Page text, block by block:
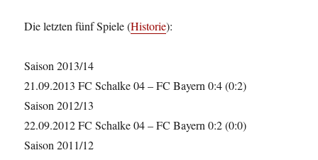
Die letzten fünf Spiele (Historie):
Saison 2013/14
21.09.2013 FC Schalke 04 – FC Bayern 0:4 (0:2)
Saison 2012/13
22.09.2012 FC Schalke 04 – FC Bayern 0:2 (0:0)
Saison 2011/12